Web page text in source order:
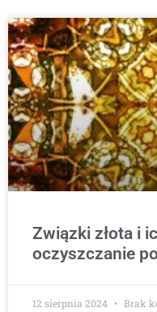
Związki złota i
oczyszczanie
12 sierpnia 2024 Brak